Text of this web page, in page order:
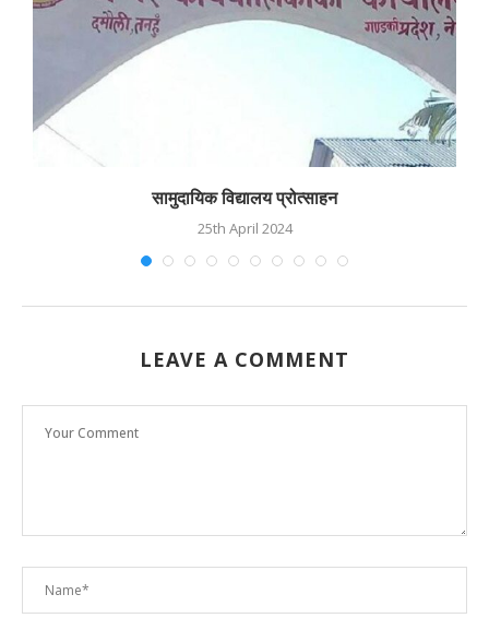
सामुदायिक विद्यालय प्रोत्साहन
25th April 2024
LEAVE A COMMENT